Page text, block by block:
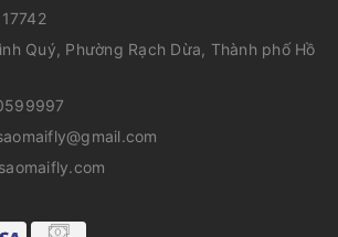
Quý, Phường Rạch Dừa, Thành phố Hồ